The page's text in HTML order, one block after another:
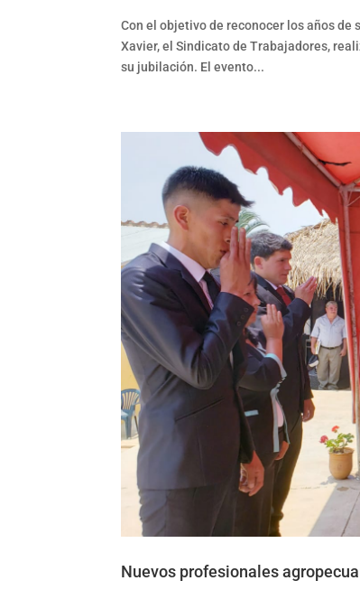
Con el objetivo de reconocer los años
Xavier, el Sindicato de Trabajadores,
su jubilación. El evento...
Nuevos profesionales